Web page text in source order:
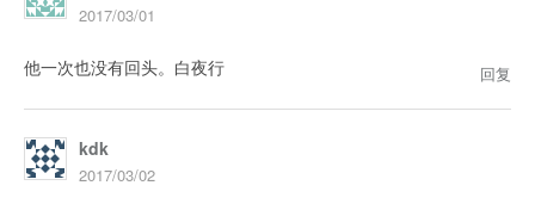
2017/03/01
他一次也没有回头。白夜行 回复
kdk
2017/03/02